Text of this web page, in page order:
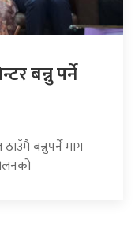
बन्नु पर्ने
बन्नुपर्ने माग